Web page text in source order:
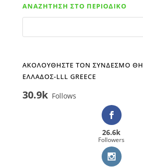
ΑΝΑΖΗΤΗΣΗ ΣΤΟ ΠΕΡΙΟΔΙΚΟ
ΑΚΟΛΟΥΘΗΣΤΕ ΤΟΝ ΣΥΝΔΕΣΜΟ
ΕΛΛΑΔΟΣ-LLL GREECE
30.9k Follows
26.6k
Followers